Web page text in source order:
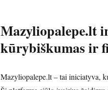
Mazyliopalepe.lt
kūrybiškumas ir
Mazyliopalepe.lt – tai iniciatyva,